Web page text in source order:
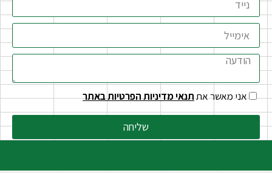
אני מאשר אתתנאי מדיניות הפרטיות באתר
שליחה